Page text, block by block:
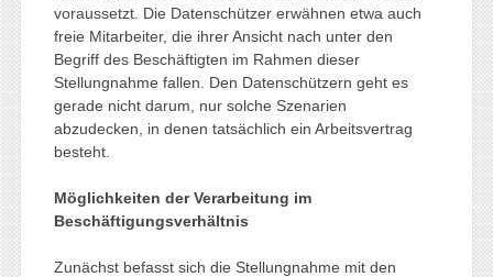
voraussetzt. Die Datenschützer erwähnen etwa auch
freie Mitarbeiter, die ihrer Ansicht nach unter den
Begriff des Beschäftigten im Rahmen dieser
Stellungnahme fallen. Den Datenschützern geht es
gerade nicht darum, nur solche Szenarien
abzudecken, in denen tatsächlich ein Arbeitsvertrag
besteht.
Möglichkeiten der Verarbeitung im
Beschäftigungsverhältnis
Zunächst befasst sich die Stellungnahme mit den